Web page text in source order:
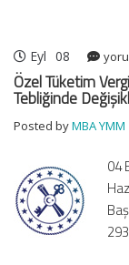
Eyl 08
Özel
(II)
Sayılı
Özel Tüketim
Tebliğinde
Posted byMBA YMM
04